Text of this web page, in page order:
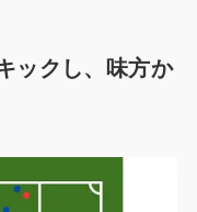
ックし、味方か